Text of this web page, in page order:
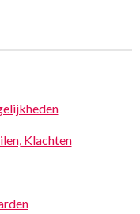
Klachten